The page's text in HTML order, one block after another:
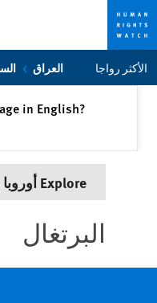
Skip
to
Skip
to
الأكثر رواجا العراق
in English?
Explore أوروبا وآسيا الوسطى
البرتغال